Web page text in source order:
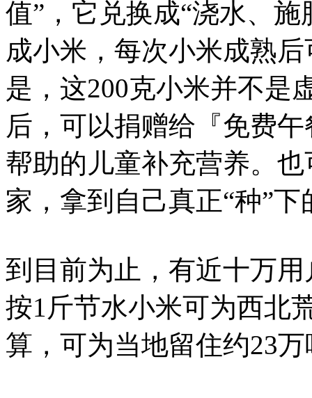
值”，它兑换成“浇水、
成小米，每次小米成熟
是，这200克小米并不是
后，可以捐赠给『免费
帮助的儿童补充营养。
家，拿到自己真正“种”下
到目前为止，有近十万
按1斤节水小米可为西北
算，可为当地留住约23